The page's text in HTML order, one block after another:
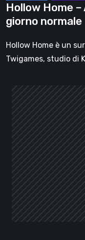
Hollow Home
giorno normale
Hollow Home è un
Twigames, studio di